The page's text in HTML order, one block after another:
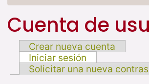
Cuenta de
Crear nueva cuenta
Iniciar sesión
Solicitar una nueva